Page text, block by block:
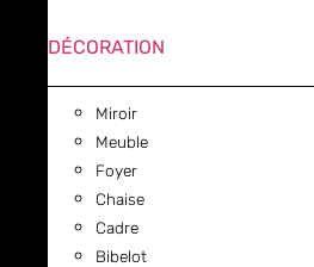
DÉCORATION
Miroir
Meuble
Foyer
Chaise
Cadre
Bibelot